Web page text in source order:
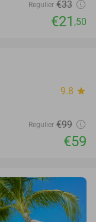
Regulier €33
€21 ,50
9.8 star
Regulier €99
€59